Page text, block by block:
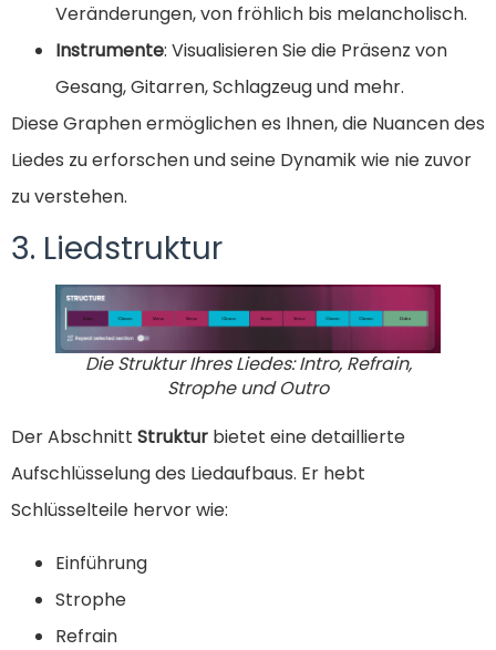
Veränderungen, von fröhlich bis melancholisch.
Instrumente: Visualisieren Sie die Präsenz von
Gesang, Gitarren, Schlagzeug und mehr.
Diese Graphen ermöglichen es Ihnen, die Nuancen des
Liedes zu erforschen und seine Dynamik wie nie zuvor
zu verstehen.
3. Liedstruktur
Die Struktur Ihres Liedes: Intro, Refrain,
Strophe und Outro
Der Abschnitt Struktur bietet eine detaillierte
Aufschlüsselung des Liedaufbaus. Er hebt
Schlüsselteile hervor wie:
Einführung
Strophe
Refrain